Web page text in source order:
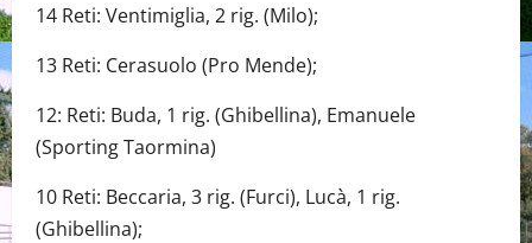
14 Reti: Ventimiglia, 2 rig. (Milo);
13 Reti: Cerasuolo (Pro Mende);
12: Reti: Buda, 1 rig. (Ghibellina), Emanuele
(Sporting Taormina)
10 Reti: Beccaria, 3 rig. (Furci), Lucà, 1 rig.
(Ghibellina);